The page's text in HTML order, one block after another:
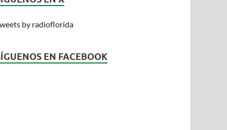
by radioflorida
EN FACEBOOK